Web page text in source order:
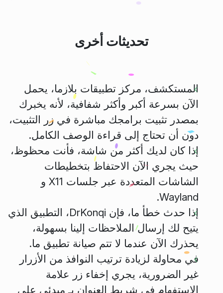
تحديثات أخرى
المستكشف، مركز تطبيقات بلازما، يحمل
الآن بسرعة أكبر وأكثر شفافية، لأنه يخبرك
بمصدر تثبيت برامجك مباشرة في زر التثبيت،
دون أن تحتاج إلى قراءة الوصف الكامل.
إذا كان لديك أكثر من شاشة، فأنت محظوظ،
حيث يجري الآن الاحتفاظ بتخطيطات
الشاشات المتعددة عبر جلسات X11 و
Wayland.
إذا حدث خطأ ما، فإن DrKonqi، التطبيق الذي
يتيح لك إرسال الملاحظات إلينا بسهولة،
يحذرك الآن عندما لا تتم صيانة تطبيق ما.
في محاولة لزيادة ترتيب النوافذ من الأزرار
غير الضرورية، يجري إخفاء زر علامة
الاستفهام في شريط العنوان بـ مبدئي على